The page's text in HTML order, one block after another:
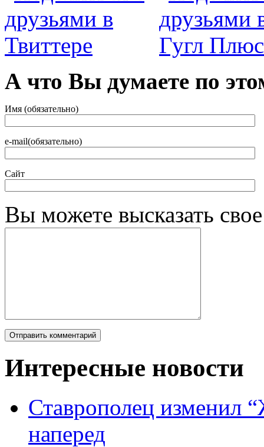
А что Вы думаете по
Имя (обязательно)
e-mail(обязательно)
Сайт
Вы можете высказать
Интересные новости
Ставрополец изменил
наперед